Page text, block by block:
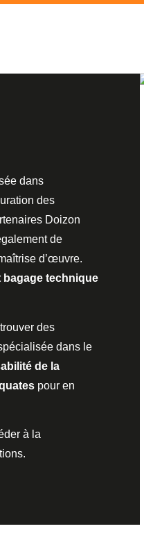
dans
des
Doizon
de
d’œuvre.
bagage technique
des
dans le
de la
pour en
à la